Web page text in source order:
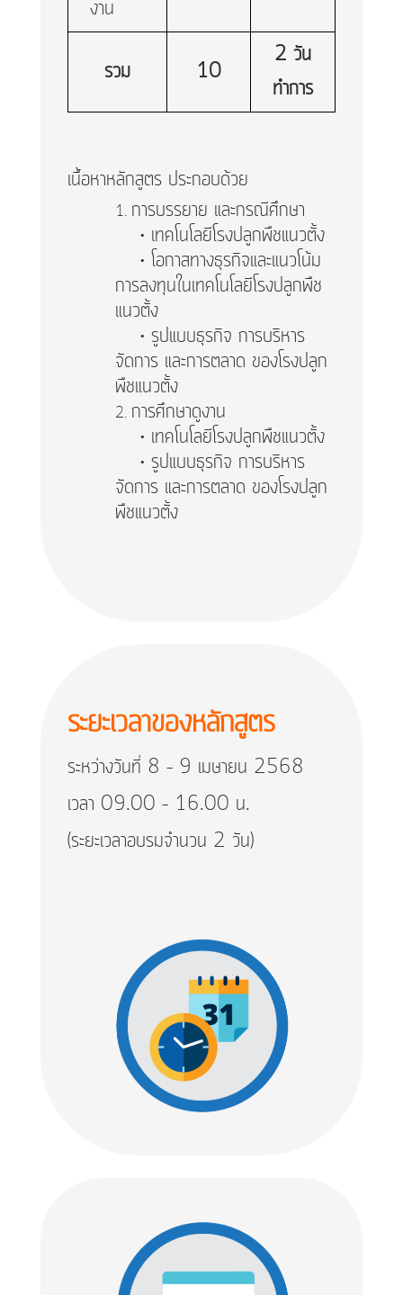
งาน
รวม 10
2 วัน
ทำการ
เนื้อหาหลักสูตร ประกอบด้วย
การบรรยาย และกรณีศึกษา
• เทคโนโลยีโรงปลูกพืชแนวตั้ง
• โอกาสทางธุรกิจและแนวโน้ม
การลงทุนในเทคโนโลยีโรงปลูกพืช
แนวตั้ง
• รูปแบบธุรกิจ การบริหาร
จัดการ และการตลาด ของโรงปลูก
พืชแนวตั้ง
การศึกษาดูงาน
• เทคโนโลยีโรงปลูกพืชแนวตั้ง
• รูปแบบธุรกิจ การบริหาร
จัดการ และการตลาด ของโรงปลูก
พืชแนวตั้ง
ระยะเวลาของหลักสูตร
ระหว่างวันที่ 8 – 9 เมษายน 2568
เวลา 09.00 – 16.00 น.
(ระยะเวลาอบรมจำนวน 2 วัน)